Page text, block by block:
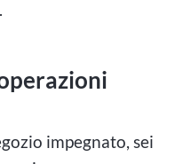
impegnato, sei